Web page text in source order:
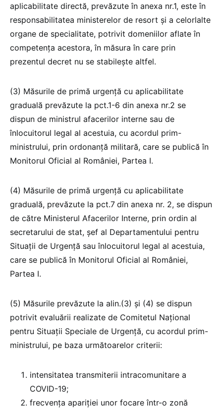
aplicabilitate directă, prevăzute în anexa nr.1, este în
responsabilitatea ministerelor de resort și a celorlalte
organe de specialitate, potrivit domeniilor aflate în
competența acestora, în măsura în care prin
prezentul decret nu se stabilește altfel.
(3) Măsurile de primă urgență cu aplicabilitate
graduală prevăzute la pct.1-6 din anexa nr.2 se
dispun de ministrul afacerilor interne sau de
înlocuitorul legal al acestuia, cu acordul prim-
ministrului, prin ordonanță militară, care se publică în
Monitorul Oficial al României, Partea I.
(4) Măsurile de primă urgență cu aplicabilitate
graduală, prevăzute la pct.7 din anexa nr. 2, se dispun
de către Ministerul Afacerilor Interne, prin ordin al
secretarului de stat, șef al Departamentului pentru
Situații de Urgență sau înlocuitorul legal al acestuia,
care se publică în Monitorul Oficial al României,
Partea I.
(5) Măsurile prevăzute la alin.(3) și (4) se dispun
potrivit evaluării realizate de Comitetul Național
pentru Situații Speciale de Urgență, cu acordul prim-
ministrului, pe baza următoarelor criterii:
intensitatea transmiterii intracomunitare a
COVID-19;
frecvența apariției unor focare într-o zonă